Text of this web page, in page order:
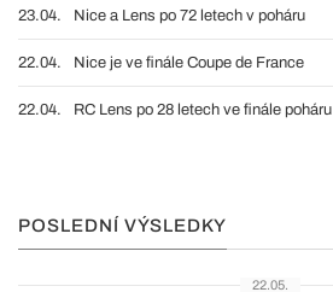
23.04. Nice a Lens po 72 letech v poháru
22.04. Nice je ve finále Coupe de France
22.04. RC Lens po 28 letech ve finále poháru
POSLEDNÍ VÝSLEDKY
22.05.